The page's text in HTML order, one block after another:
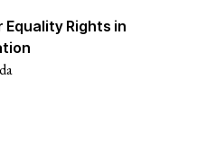
Rights in